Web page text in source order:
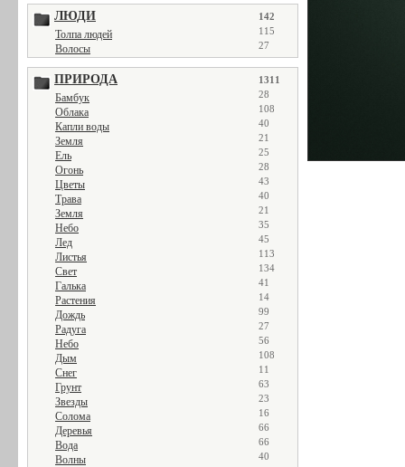
ЛЮДИ 142
Толпа людей 115
Волосы 27
ПРИРОДА 1311
Бамбук 28
Облака 108
Капли воды 40
Земля 21
Ель 25
Огонь 28
Цветы 43
Трава 40
Земля 21
Небо 35
Лед 45
Листья 113
Свет 134
Галька 41
Растения 14
Дождь 99
Радуга 27
Небо 56
Дым 108
Снег 11
Грунт 63
Звезды 23
Солома 16
Деревья 66
Вода 66
Волны 40